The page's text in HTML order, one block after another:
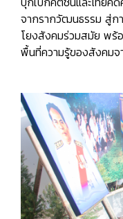
จากรากวัฒนธรรม สู่ก
โยงสังคมร่วมสมัย พร้
พื้นที่ความรู้ของสังคมจ